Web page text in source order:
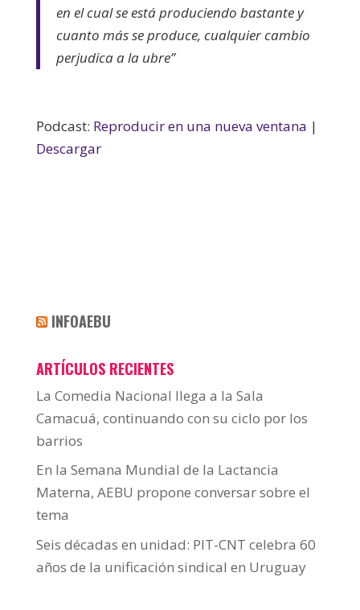
en el cual se está produciendo bastante y
cuanto más se produce, cualquier cambio
perjudica a la ubre”
Podcast: Reproducir en una nueva ventana |
Descargar
INFOAEBU
ARTÍCULOS RECIENTES
La Comedia Nacional llega a la Sala
Camacuá, continuando con su ciclo por los
barrios
En la Semana Mundial de la Lactancia
Materna, AEBU propone conversar sobre el
tema
Seis décadas en unidad: PIT-CNT celebra 60
años de la unificación sindical en Uruguay